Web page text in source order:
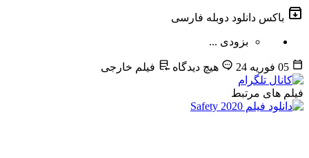
باکس دانلود دوبله فارسی
بزودی ...
هیچ دیدگاه فیلم خارجی
فیلم های مرتبط